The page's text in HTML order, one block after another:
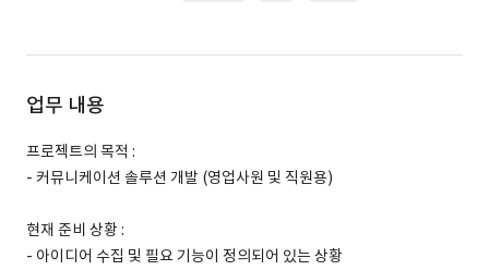
업무 내용
프로젝트의 목적 :
- 커뮤니케이션 솔루션 개발 (영업사원 및 직원용)
현재 준비 상황 :
- 아이디어 수집 및 필요 기능이 정의되어 있는 상황